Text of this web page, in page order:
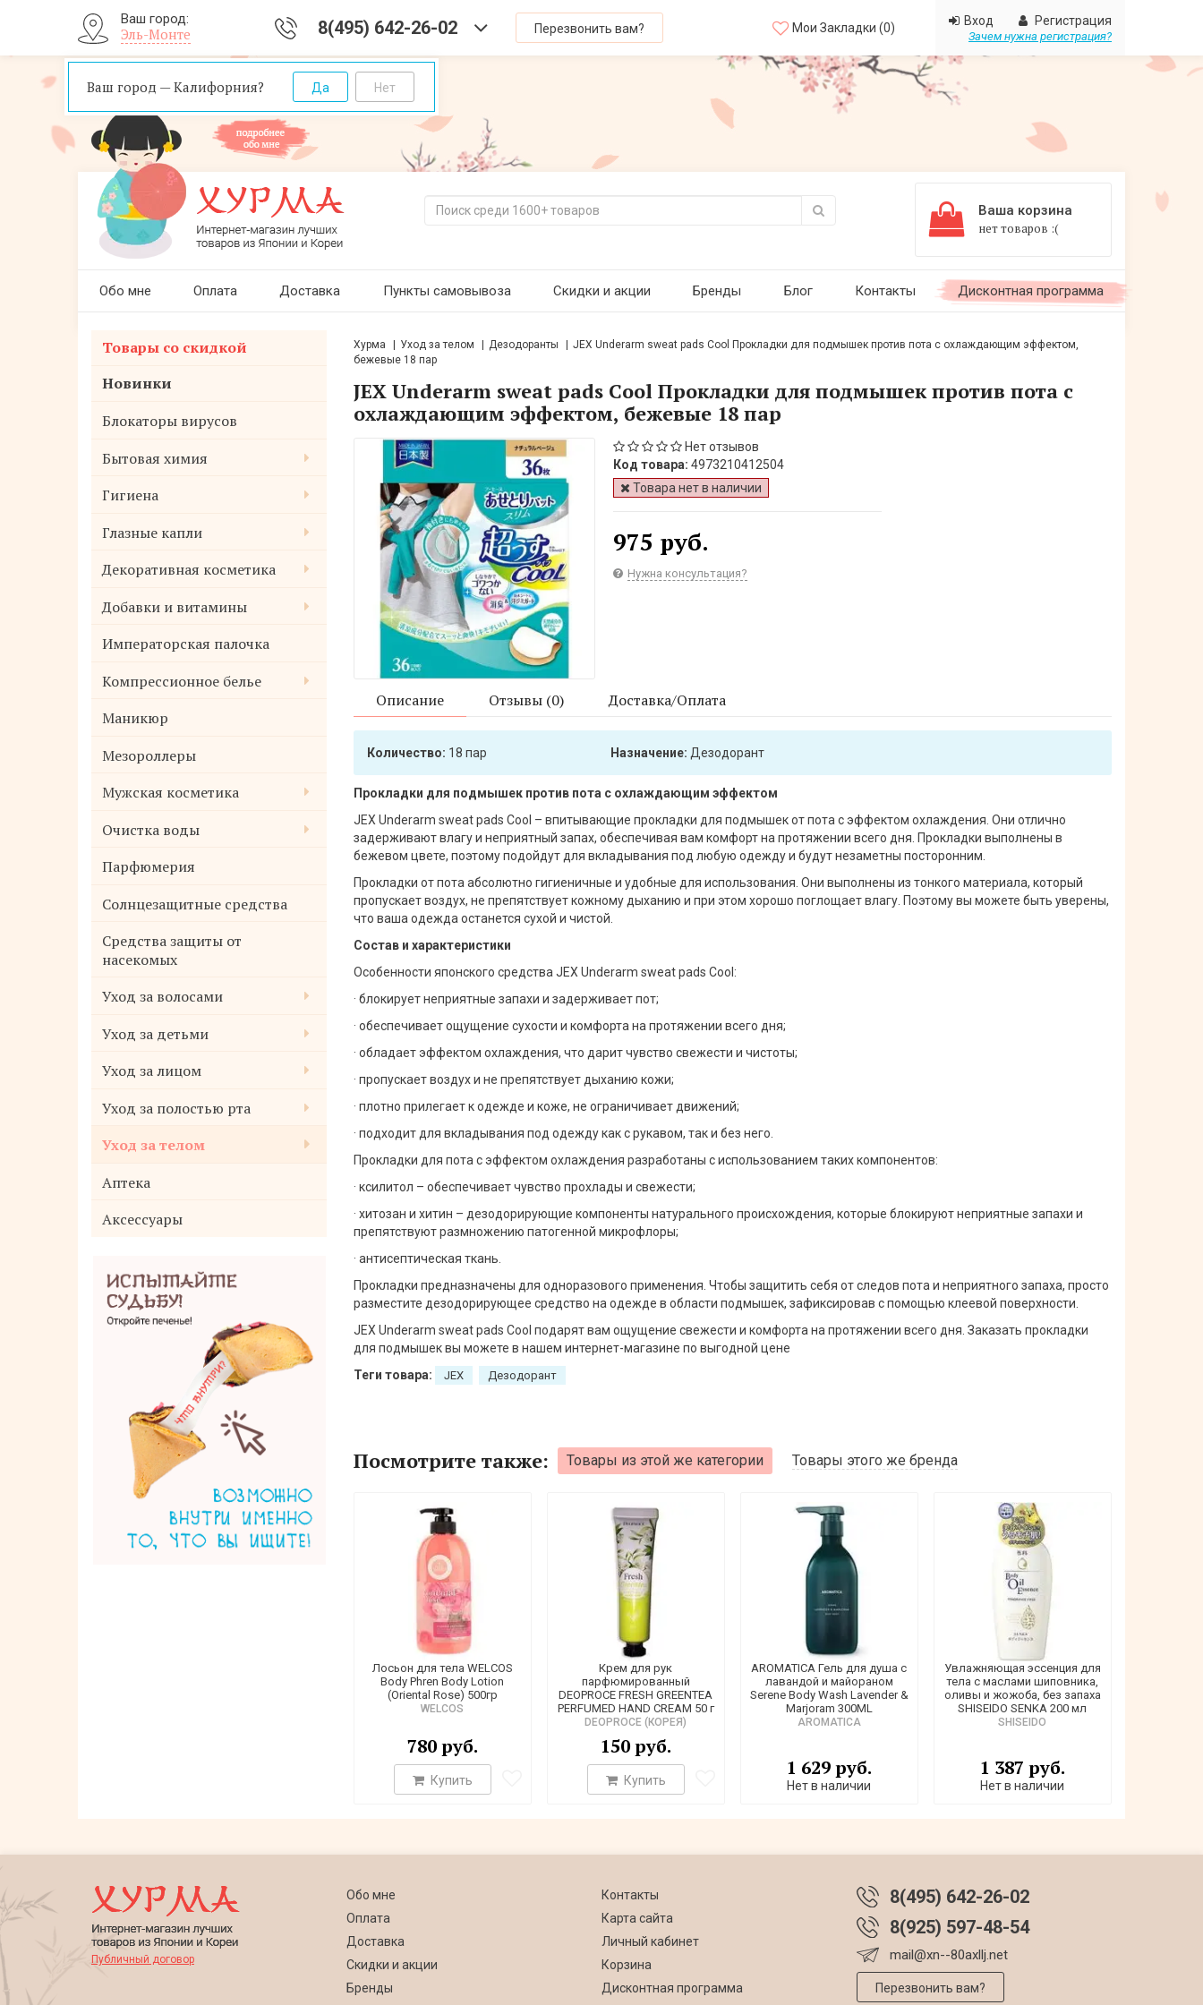
Ваш город:
Эль-Монте
Ваш город — Калифорния?
8(495) 642-26-02 Перезвонить вам? Мои Закладки (0)
Вход Регистрация
Зачем нужна регистрация?
Ваша корзина
нет товаров :(
Обо мне Оплата Доставка Пункты самовывоза Скидки и акции Бренды Блог Контакты Дисконтная программа
Товары со скидкой
Новинки
Блокаторы вирусов
Бытовая химия
Гигиена
Глазные капли
Декоративная косметика
Добавки и витамины
Императорская палочка
Компрессионное белье
Маникюр
Мезороллеры
Мужская косметика
Очистка воды
Парфюмерия
Солнцезащитные средства
Средства защиты от
насекомых
Уход за волосами
Уход за детьми
Уход за лицом
Уход за полостью рта
Уход за телом
Аптека
Аксессуары
Mitsuei Herbal Three Стиральный
порошок с дезодорирующими
компонентами, отбеливателем и
ферментами (с цветочным ароматом)
470 руб.
Нет в наличии
Хурма Уход за телом Дезодоранты
JEX Underarm sweat pads Cool Прокладки для подмышек против пота с охлаждающим эффектом,
бежевые 18 пар
JEX Underarm sweat pads Cool Прокладки для подмышек против пота с
охлаждающим эффектом, бежевые 18 пар
Нет отзывов
Код товара: 4973210412504
Товара нет в наличии
975 руб.
Нужна консультация?
Описание Отзывы (0) Доставка/Оплата
Количество: 18 пар Назначение: Дезодорант
Прокладки для подмышек против пота с охлаждающим эффектом
JEX Underarm sweat pads Cool – впитывающие прокладки для подмышек от пота с эффектом охлаждения. Они отлично
задерживают влагу и неприятный запах, обеспечивая вам комфорт на протяжении всего дня. Прокладки выполнены в
бежевом цвете, поэтому подойдут для вкладывания под любую одежду и будут незаметны посторонним.
Прокладки от пота абсолютно гигиеничные и удобные для использования. Они выполнены из тонкого материала, который
пропускает воздух, не препятствует кожному дыханию и при этом хорошо поглощает влагу. Поэтому вы можете быть уверены,
что ваша одежда останется сухой и чистой.
Состав и характеристики
Особенности японского средства JEX Underarm sweat pads Cool:
· блокирует неприятные запахи и задерживает пот;
· обеспечивает ощущение сухости и комфорта на протяжении всего дня;
· обладает эффектом охлаждения, что дарит чувство свежести и чистоты;
· пропускает воздух и не препятствует дыханию кожи;
· плотно прилегает к одежде и коже, не ограничивает движений;
· подходит для вкладывания под одежду как с рукавом, так и без него.
Прокладки для пота с эффектом охлаждения разработаны с использованием таких компонентов:
· ксилитол – обеспечивает чувство прохлады и свежести;
· хитозан и хитин – дезодорирующие компоненты натурального происхождения, которые блокируют неприятные запахи и
препятствуют размножению патогенной микрофлоры;
· антисептическая ткань.
Прокладки предназначены для одноразового применения. Чтобы защитить себя от следов пота и неприятного запаха, просто
разместите дезодорирующее средство на одежде в области подмышек, зафиксировав с помощью клеевой поверхности.
JEX Underarm sweat pads Cool подарят вам ощущение свежести и комфорта на протяжении всего дня. Заказать прокладки
для подмышек вы можете в нашем интернет-магазине по выгодной цене
Теги товара:
JEX Дезодорант
Посмотрите также: Товары из этой же категории Товары этого же бренда
Лосьон для тела WELCOS
Body Phren Body Lotion
(Oriental Rose) 500гр
WELCOS
780 руб.
Купить
Крем для рук
парфюмированный
DEOPROCE FRESH GREENTEA
PERFUMED HAND CREAM 50 г
DEOPROCE (КОРЕЯ)
150 руб.
Купить
AROMATICA Гель для душа с
лавандой и майораном
Serene Body Wash Lavender &
Marjoram 300ML
AROMATICA
1 629 руб.
Нет в наличии
Увлажняющая эссенция для
тела с маслами шиповника,
оливы и жожоба, без запаха
SHISEIDO SENKA 200 мл
SHISEIDO
1 387 руб.
Нет в наличии
Публичный договор
Обо мне
Оплата
Доставка
Скидки и акции
Бренды
Контакты
Карта сайта
Личный кабинет
Корзина
Дисконтная программа
8(495) 642-26-02
8(925) 597-48-54
mail@xn--80axllj.net
Перезвонить вам?